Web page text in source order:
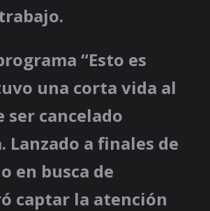
“Esto es
una corta vida al
cancelado
Lanzado a finales de
en busca de
captar la atención